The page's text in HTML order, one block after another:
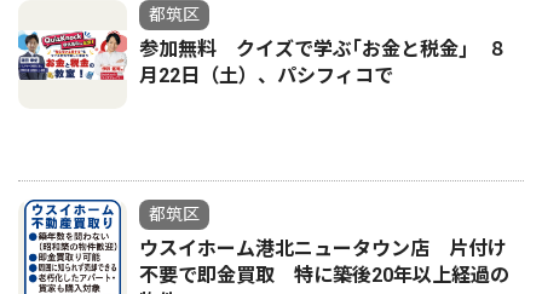
都筑区
参加無料 クイズで学ぶ｢お金と税金｣ ８
月22日（土）、パシフィコで
都筑区
ウスイホーム港北ニュータウン店 片付け
不要で即金買取 特に築後20年以上経過の